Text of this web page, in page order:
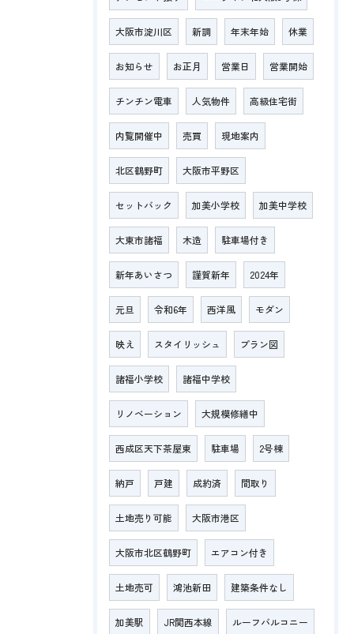
大阪市淀川区 新調 年末年始 休業
お知らせ お正月 営業日 営業開始
チンチン電車 人気物件 高級住宅街
内覧開催中 売買 現地案内
北区鶴野町 大阪市平野区
セットバック 加美小学校 加美中学校
大東市諸福 木造 駐車場付き
新年あいさつ 謹賀新年 2024年
元旦 令和6年 西洋風 モダン
映え スタイリッシュ プラン図
諸福小学校 諸福中学校
リノベーション 大規模修繕中
西成区天下茶屋東 駐車場 2号棟
納戸 戸建 成約済 間取り
土地売り可能 大阪市港区
大阪市北区鶴野町 エアコン付き
土地売可 鴻池新田 建築条件なし
加美駅 JR関西本線 ルーフバルコニー